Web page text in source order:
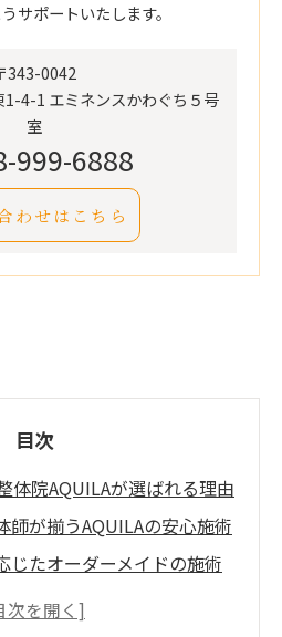
サポートいたします。
343-0042
4-1 エミネンスかわぐち５号
室
999-6888
わせはこちら
目次
体院AQUILAが選ばれる理由
師が揃うAQUILAの安心施術
じたオーダーメイドの施術